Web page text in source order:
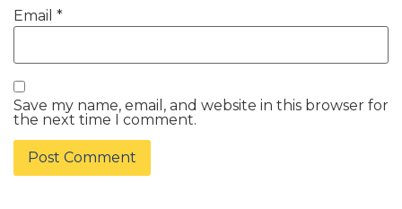
Email *
Save my name, email, and website in this browser for
the next time I comment.